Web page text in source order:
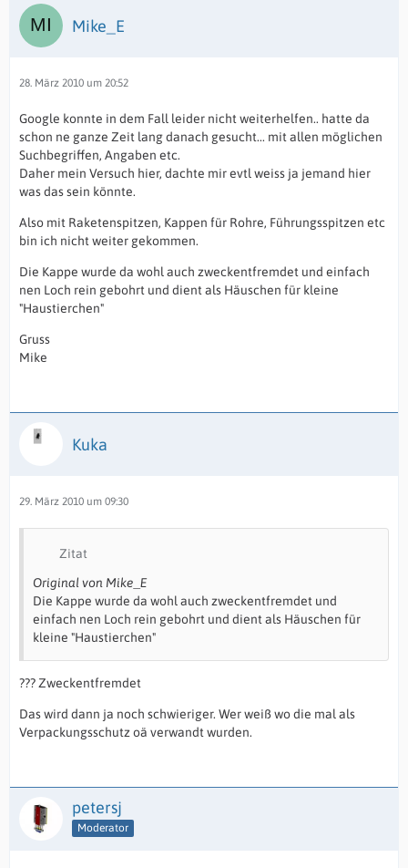
Mike_E
28. März 2010 um 20:52
Google konnte in dem Fall leider nicht weiterhelfen.. hatte da
schon ne ganze Zeit lang danach gesucht... mit allen möglichen
Suchbegriffen, Angaben etc.
Daher mein Versuch hier, dachte mir evtl weiss ja jemand hier
was das sein könnte.
Also mit Raketenspitzen, Kappen für Rohre, Führungsspitzen etc
bin ich nicht weiter gekommen.
Die Kappe wurde da wohl auch zweckentfremdet und einfach
nen Loch rein gebohrt und dient als Häuschen für kleine
"Haustierchen"
Gruss
Mike
Kuka
29. März 2010 um 09:30
Zitat
Original von Mike_E
Die Kappe wurde da wohl auch zweckentfremdet und
einfach nen Loch rein gebohrt und dient als Häuschen für
kleine "Haustierchen"
??? Zweckentfremdet
Das wird dann ja noch schwieriger. Wer weiß wo die mal als
Verpackungsschutz oä verwandt wurden.
petersj
Moderator